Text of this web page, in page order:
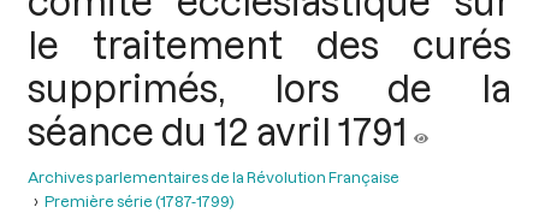
le traitement des curés
supprimés, lors de la
séance du 12 avril 1791
Archives parlementaires de la Révolution Française
Première série (1787-1799)